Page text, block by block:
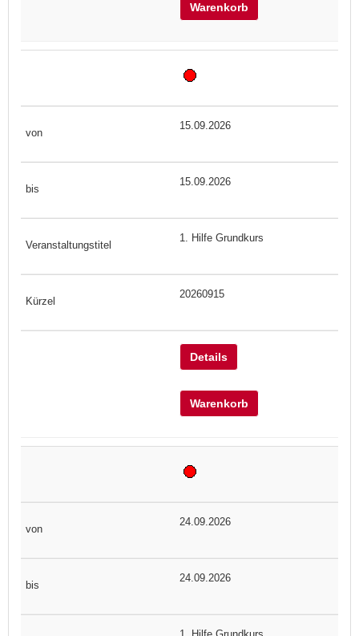
Warenkorb
15.09.2026
15.09.2026
1. Hilfe Grundkurs
20260915
Details
Warenkorb
24.09.2026
24.09.2026